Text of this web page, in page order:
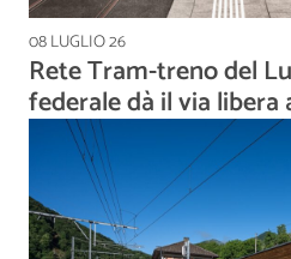
08 LUGLIO 26
Rete Tram-treno del
federale dà il via